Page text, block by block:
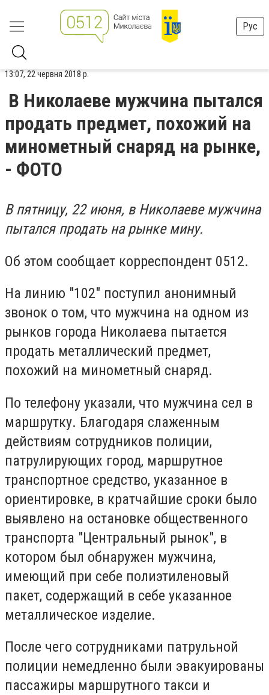
Рус
13:07, 22 червня 2018 р.
В Николаеве мужчина пытался
продать предмет, похожий на
минометный снаряд на рынке,
- ФОТО
В пятницу, 22 июня, в Николаеве мужчина
пытался продать на рынке мину.
Об этом сообщает корреспондент 0512.
На линию "102" поступил анонимный
звонок о том, что мужчина на одном из
рынков города Николаева пытается
продать металлический предмет,
похожий на минометный снаряд.
По телефону указали, что мужчина сел в
маршрутку. Благодаря слаженным
действиям сотрудников полиции,
патрулирующих город, маршрутное
транспортное средство, указанное в
ориентировке, в кратчайшие сроки было
выявлено на остановке общественного
транспорта "Центральный рынок", в
котором был обнаружен мужчина,
имеющий при себе полиэтиленовый
пакет, содержащий в себе указанное
металлическое изделие.
После чего сотрудниками патрульной
полиции немедленно были эвакуированы
пассажиры маршрутного такси и